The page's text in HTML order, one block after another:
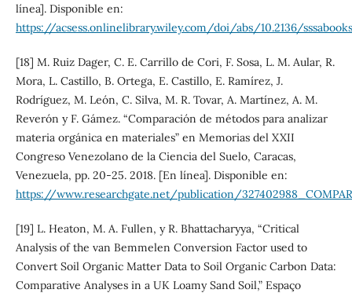
línea]. Disponible en:
https://acsess.onlinelibrary.wiley.com/doi/abs/10.2136/
[18] M. Ruiz Dager, C. E. Carrillo de Cori, F. Sosa, L. M. Aular, R.
Mora, L. Castillo, B. Ortega, E. Castillo, E. Ramírez, J.
Rodríguez, M. León, C. Silva, M. R. Tovar, A. Martínez, A. M.
Reverón y F. Gámez. “Comparación de métodos para analizar
materia orgánica en materiales” en Memorias del XXII
Congreso Venezolano de la Ciencia del Suelo, Caracas,
Venezuela, pp. 20-25. 2018. [En línea]. Disponible en:
https://www.researchgate.net/publication/
[19] L. Heaton, M. A. Fullen, y R. Bhattacharyya, “Critical
Analysis of the van Bemmelen Conversion Factor used to
Convert Soil Organic Matter Data to Soil Organic Carbon Data:
Comparative Analyses in a UK Loamy Sand Soil,” Espaço